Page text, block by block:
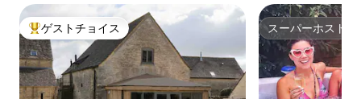
大好評のゲストチョイスです。
ゲストチョイス スーパーホスト
スーパーホスト